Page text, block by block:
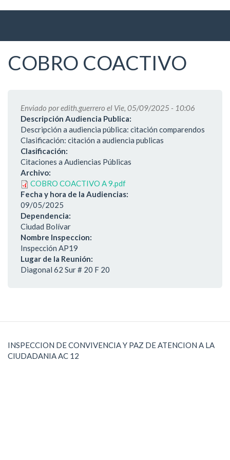
COBRO COACTIVO
Enviado poredith.guerrero el Vie, 05/09/2025 - 10:06
Descripción Audiencia Publica:
Descripción a audiencia pública: citación comparendos
Clasificación: citación a audiencia publicas
Clasificación:
Citaciones a Audiencias Públicas
Archivo:
COBRO COACTIVO A 9.pdf
Fecha y hora de la Audiencias:
09/05/2025
Dependencia:
Ciudad Bolívar
Nombre Inspeccion:
Inspección AP19
Lugar de la Reunión:
Diagonal 62 Sur # 20 F 20
INSPECCION DE CONVIVENCIA Y PAZ DE ATENCION A LA
CIUDADANIA AC 12